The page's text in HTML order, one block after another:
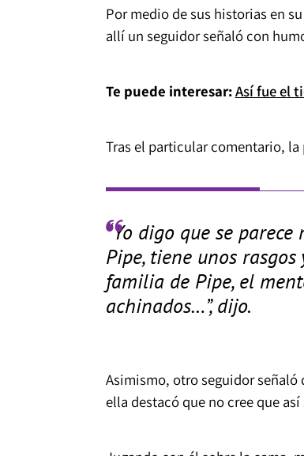
Por medio de sus historias en
allí un seguidor señaló con
Te puede interesar:Así fue el
Tras el particular comentario,
“Yo digo que se
Pipe, tiene unos
familia de Pipe, el
achinados…”, dijo.
Asimismo, otro seguidor
ella destacó que no cree que así